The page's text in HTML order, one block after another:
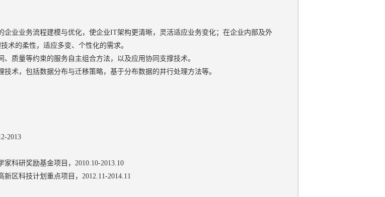
业业务流程建模与优化，使企业IT架构更清晰，灵活适应业务变化；在企业内部及外
术的柔性，适应多变、个性化的需求。
质量等约束的服务自主组合方法，以及应用协同支撑技术。
术，包括数据分布与迁移策略，基于分布数据的并行处理方法等。
2013
科研奖励基金项目，2010.10-2013.10
新区科技计划重点项目，2012.11-2014.11